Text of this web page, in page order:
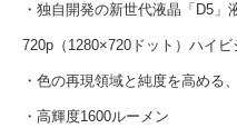
・独自開発の新世代液晶「D5
720p（1280×720ドット）ハイ
・色の再現領域と純度を高める
・高輝度1600ルーメン